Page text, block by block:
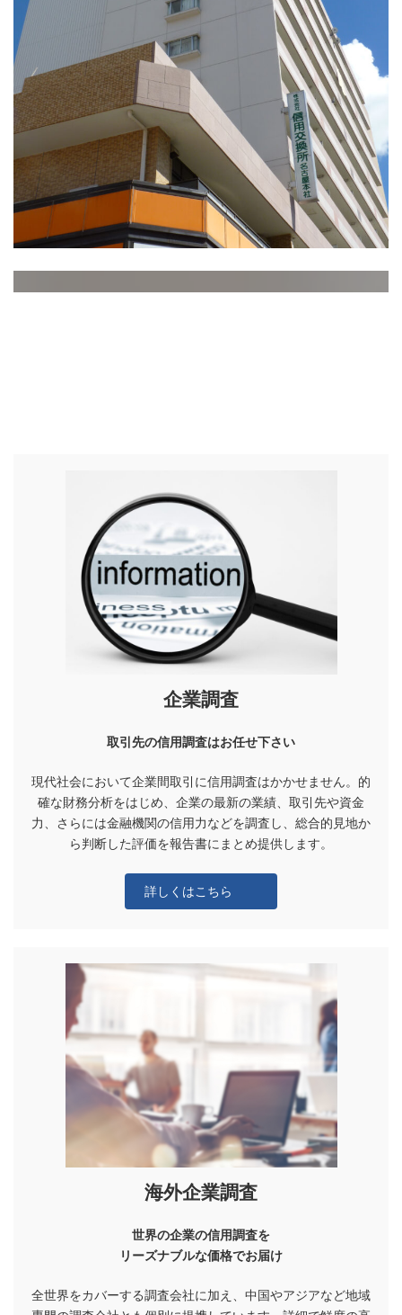
企業調査
取引先の信用調査はお任せ下さい
現代社会において企業間取引に信用調査はかかせません。的
確な財務分析をはじめ、企業の最新の業績、取引先や資金
力、さらには金融機関の信用力などを調査し、総合的見地か
ら判断した評価を報告書にまとめ提供します。
詳しくはこちら
海外企業調査
世界の企業の信用調査を
リーズナブルな価格でお届け
全世界をカバーする調査会社に加え、中国やアジアなど地域